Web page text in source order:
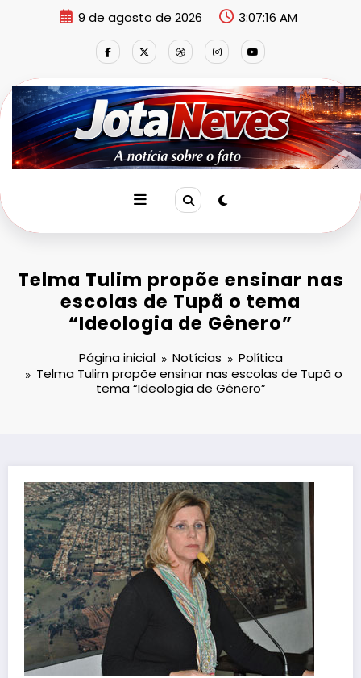
9 de agosto de 2026 3:07:17 AM
Telma Tulim propõe ensinar nas
escolas de Tupã o tema
“Ideologia de Gênero”
Página inicial Notícias
Política
Telma Tulim propõe ensinar nas escolas de Tupã o
tema “Ideologia de Gênero”